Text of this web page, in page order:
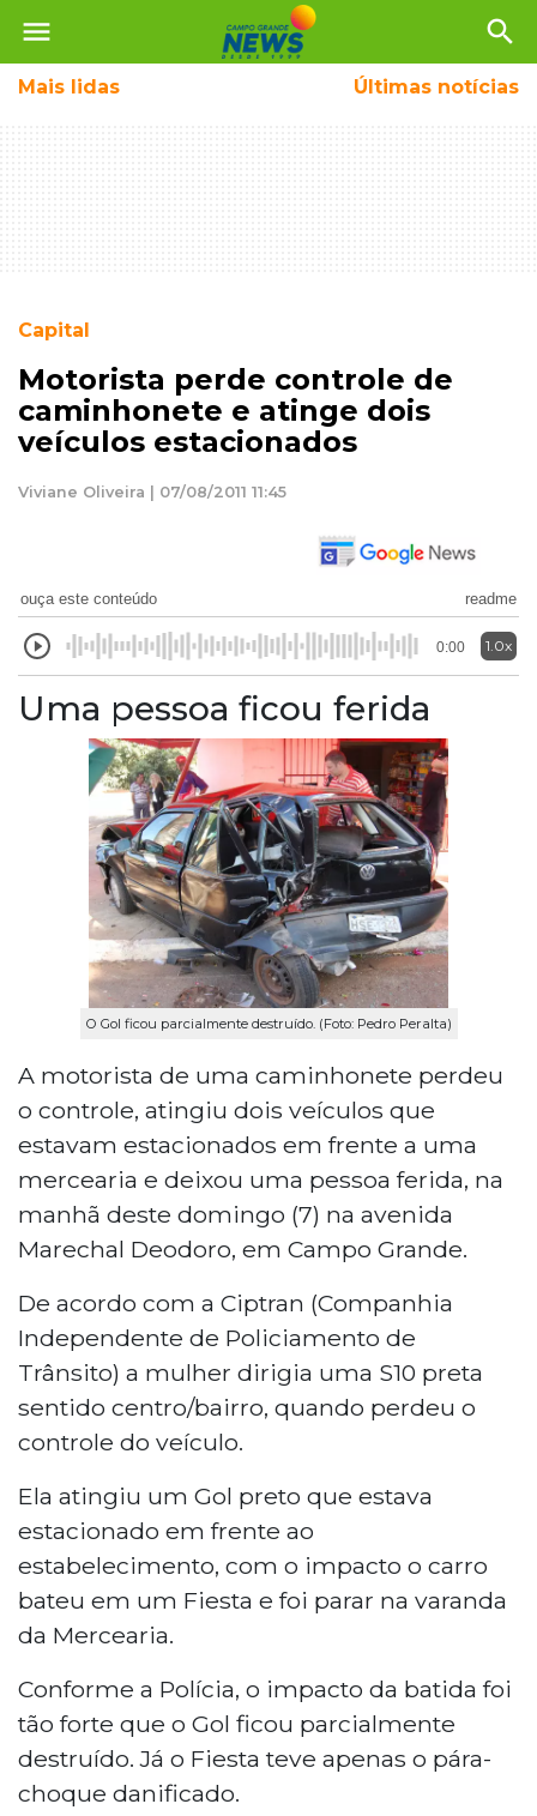
menu search
Mais lidas Últimas notícias
Capital
Motorista perde controle de
caminhonete e atinge dois
veículos estacionados
Viviane Oliveira | 07/08/2011 11:45
ouça este conteúdo readme
0:00 1.0x
Uma pessoa ficou ferida
O Gol ficou parcialmente destruído. (Foto: Pedro Peralta)
A motorista de uma caminhonete perdeu
o controle, atingiu dois veículos que
estavam estacionados em frente a uma
mercearia e deixou uma pessoa ferida, na
manhã deste domingo (7) na avenida
Marechal Deodoro, em Campo Grande.
De acordo com a Ciptran (Companhia
Independente de Policiamento de
Trânsito) a mulher dirigia uma S10 preta
sentido centro/bairro, quando perdeu o
controle do veículo.
Ela atingiu um Gol preto que estava
estacionado em frente ao
estabelecimento, com o impacto o carro
bateu em um Fiesta e foi parar na varanda
da Mercearia.
Conforme a Polícia, o impacto da batida foi
tão forte que o Gol ficou parcialmente
destruído. Já o Fiesta teve apenas o pára-
choque danificado.